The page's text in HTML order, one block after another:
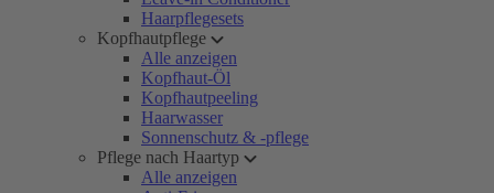
Haarpflegesets
Kopfhautpflege
Alle anzeigen
Kopfhaut-Öl
Kopfhautpeeling
Haarwasser
Sonnenschutz & -pflege
Pflege nach Haartyp
Alle anzeigen